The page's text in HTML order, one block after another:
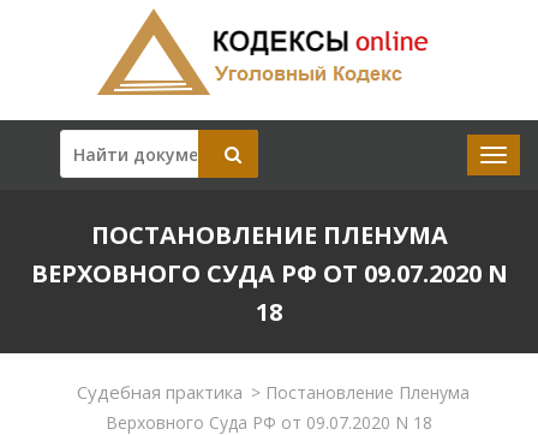
ПОСТАНОВЛЕНИЕ ПЛЕНУМА
ВЕРХОВНОГО СУДА РФ ОТ 09.07.2020 N
18
Судебная практика > Постановление Пленума
Верховного Суда РФ от 09.07.2020 N 18